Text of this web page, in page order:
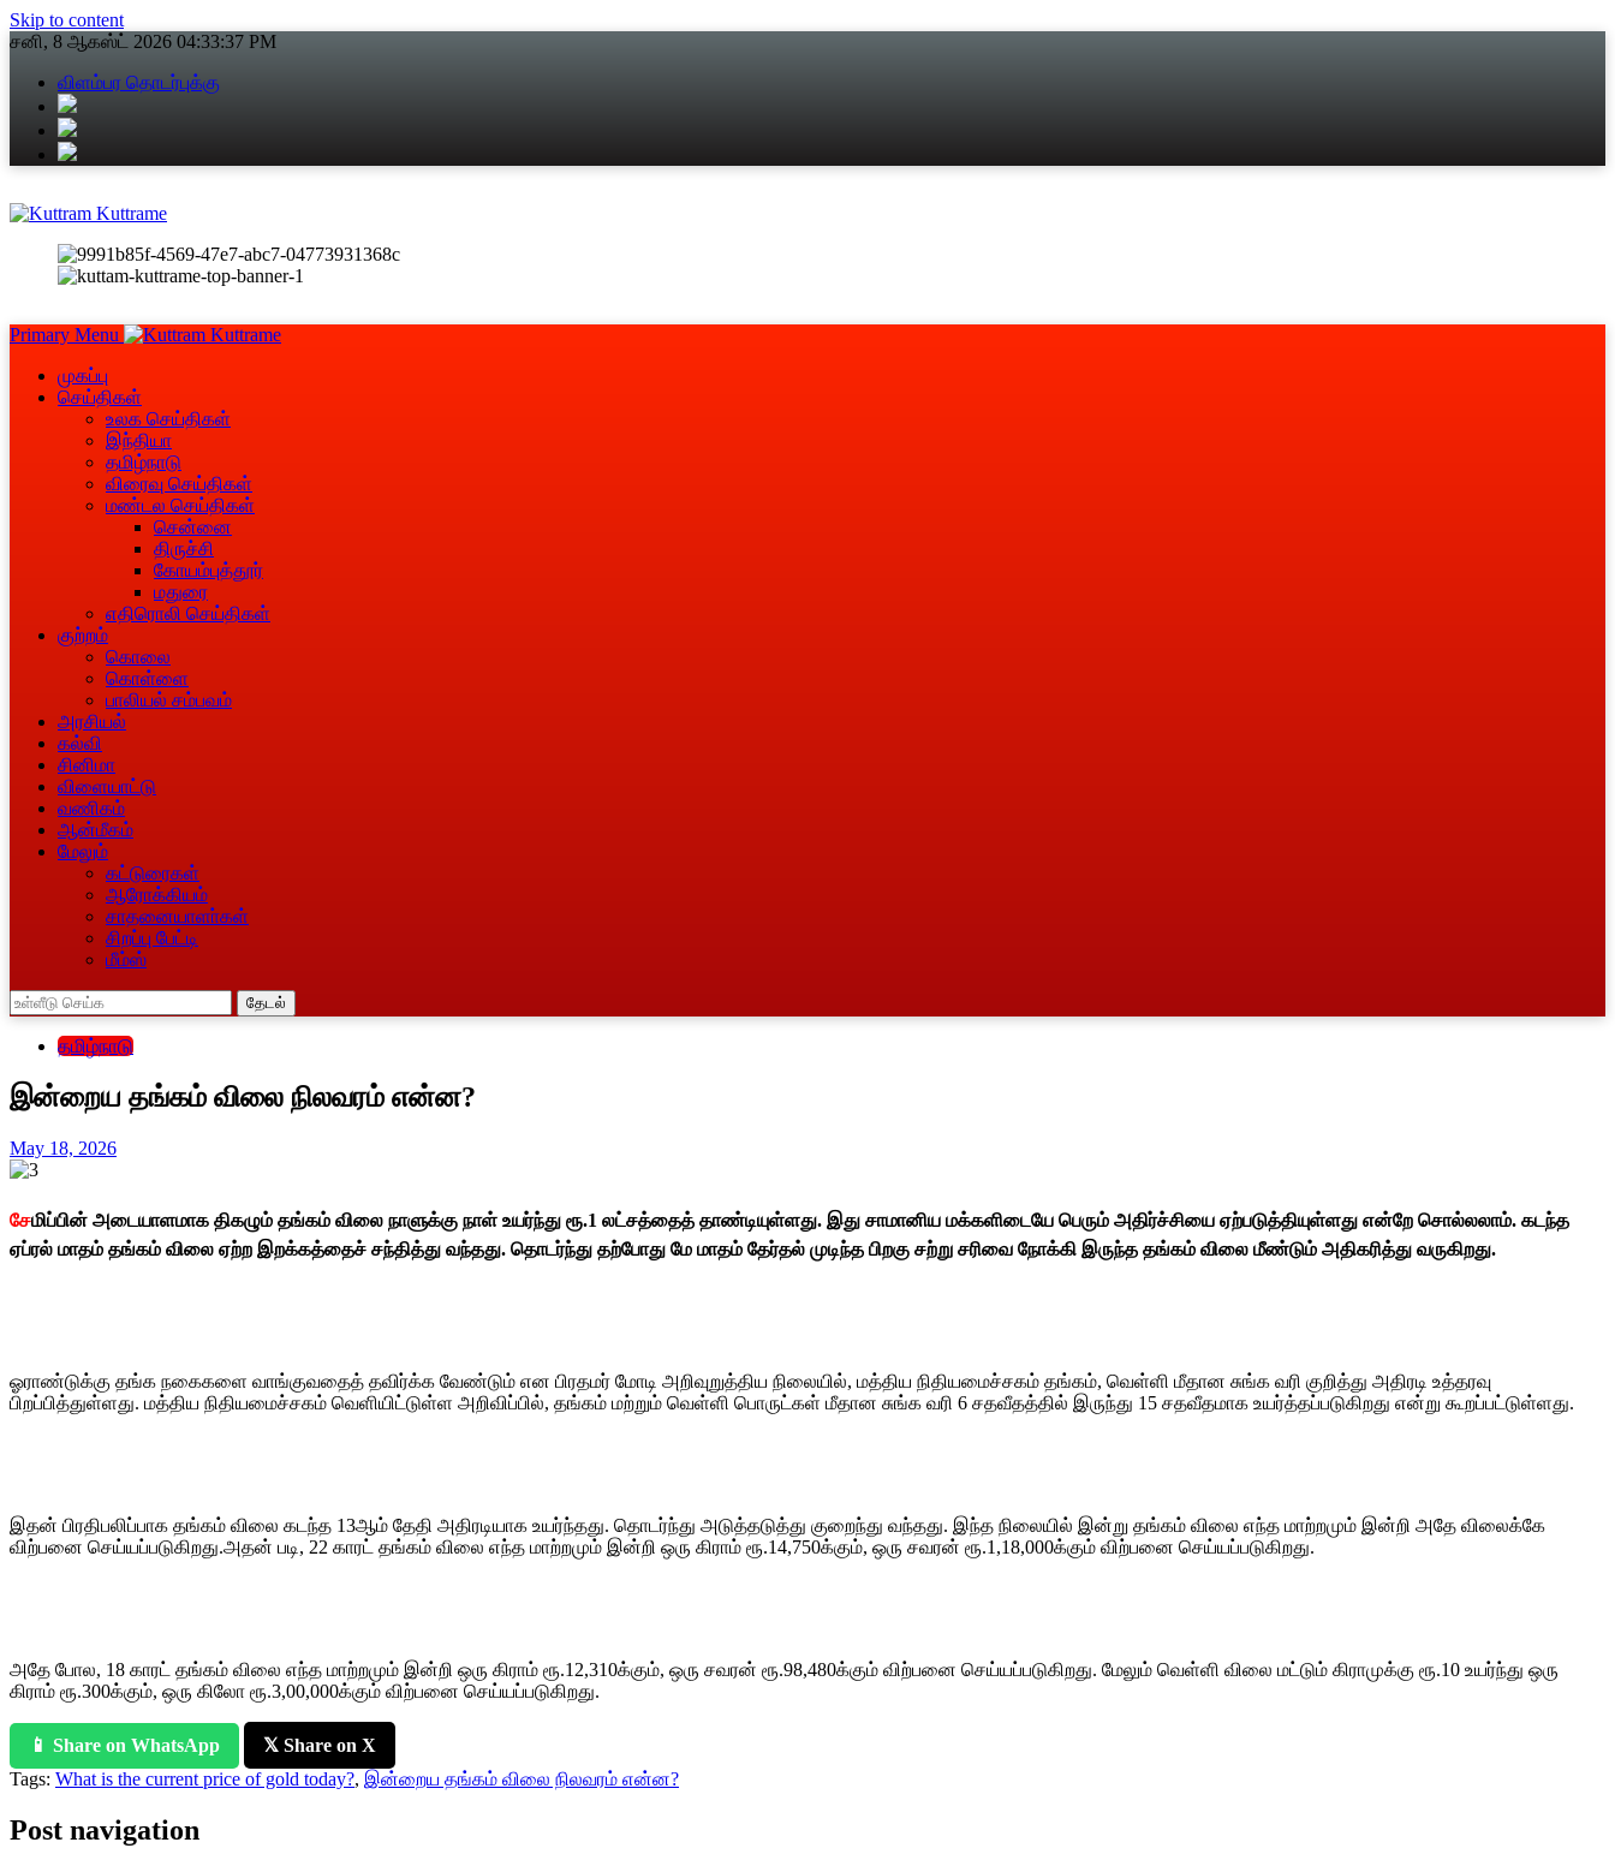
Skip to content
சனி, 8 ஆகஸ்ட் 2026 04:33:39 PM
விளம்பர தொடர்புக்கு
Primary Menu
முகப்பு
செய்திகள்
உலக செய்திகள்
இந்தியா
தமிழ்நாடு
விரைவு செய்திகள்
மண்டல செய்திகள்
சென்னை
திருச்சி
கோயம்புத்தூர்
மதுரை
எதிரொலி செய்திகள்
குற்றம்
கொலை
கொள்ளை
பாலியல் சம்பவம்
அரசியல்
கல்வி
சினிமா
விளையாட்டு
வணிகம்
ஆன்மீகம்
மேலும்
கட்டுரைகள்
ஆரோக்கியம்
சாதனையாளா்கள்
சிறப்பு பேட்டி
மீம்ஸ்
தேடல்
தமிழ்நாடு
இன்றைய தங்கம் விலை நிலவரம் என்ன?
May 18, 2026
சேமிப்பின் அடையாளமாக திகழும் தங்கம் விலை நாளுக்கு நாள் உயர்ந்து ரூ.1 லட்சத்தைத் தாண்டியுள்ளது. இது சாமானிய மக்களிடையே பெரும் அதிர்ச்சியை ஏற்படுத்தியுள்ளது என்றே சொல்லலாம். கடந்த
ஏப்ரல் மாதம் தங்கம் விலை ஏற்ற இறக்கத்தைச் சந்தித்து வந்தது. தொடர்ந்து தற்போது மே மாதம் தேர்தல் முடிந்த பிறகு சற்று சரிவை நோக்கி இருந்த தங்கம் விலை மீண்டும் அதிகரித்து வருகிறது.
ஓராண்டுக்கு தங்க நகைகளை வாங்குவதைத் தவிர்க்க வேண்டும் என பிரதமர் மோடி அறிவுறுத்திய நிலையில், மத்திய நிதியமைச்சகம் தங்கம், வெள்ளி மீதான சுங்க வரி குறித்து அதிரடி உத்தரவு
பிறப்பித்துள்ளது. மத்திய நிதியமைச்சகம் வெளியிட்டுள்ள அறிவிப்பில், தங்கம் மற்றும் வெள்ளி பொருட்கள் மீதான சுங்க வரி 6 சதவீதத்தில் இருந்து 15 சதவீதமாக உயர்த்தப்படுகிறது என்று கூறப்பட்டுள்ளது.
இதன் பிரதிபலிப்பாக தங்கம் விலை கடந்த 13ஆம் தேதி அதிரடியாக உயர்ந்தது. தொடர்ந்து அடுத்தடுத்து குறைந்து வந்தது. இந்த நிலையில் இன்று தங்கம் விலை எந்த மாற்றமும் இன்றி அதே விலைக்கே
விற்பனை செய்யப்படுகிறது.அதன் படி, 22 காரட் தங்கம் விலை எந்த மாற்றமும் இன்றி ஒரு கிராம் ரூ.14,750க்கும், ஒரு சவரன் ரூ.1,18,000க்கும் விற்பனை செய்யப்படுகிறது.
அதே போல, 18 காரட் தங்கம் விலை எந்த மாற்றமும் இன்றி ஒரு கிராம் ரூ.12,310க்கும், ஒரு சவரன் ரூ.98,480க்கும் விற்பனை செய்யப்படுகிறது. மேலும் வெள்ளி விலை மட்டும் கிராமுக்கு ரூ.10 உயர்ந்து ஒரு
கிராம் ரூ.300க்கும், ஒரு கிலோ ரூ.3,00,000க்கும் விற்பனை செய்யப்படுகிறது.
📱 Share on WhatsApp
𝕏 Share on X
Tags: What is the current price of gold today?, இன்றைய தங்கம் விலை நிலவரம் என்ன?
Post navigation